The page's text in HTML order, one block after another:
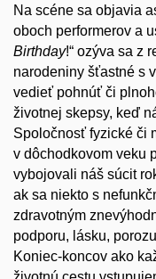
Na scéne sa objavia
oboch performerov a
Birthday!“ ozýva sa z
narodeniny šťastné s
vedieť pohnúť či
životnej skepsy, keď
Spoločnosť fyzické či
v dôchodkovom veku
vybojovali náš súcit
ak sa niekto s
zdravotným
podporu, lásku,
Koniec-koncov ako